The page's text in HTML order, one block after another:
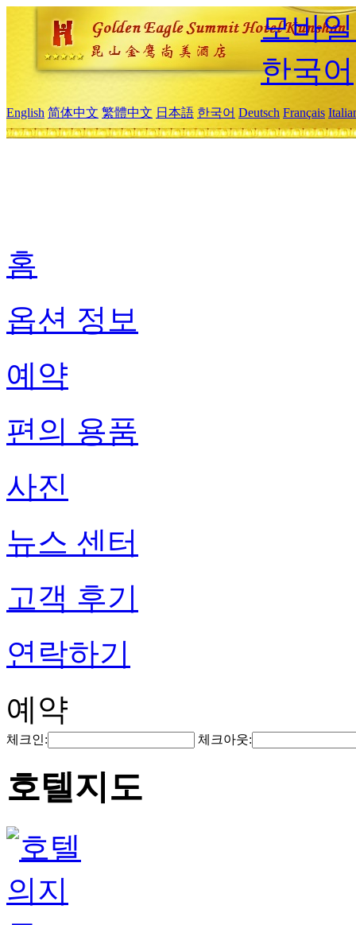
모바
한국어
English 简体中文 繁體中文 日本語 한국어 Deutsch Français
홈
옵션 정보
예약
편의 용품
사진
뉴스 센터
고객 후기
연락하기
예약
체크인: 체크아웃:
호텔지도